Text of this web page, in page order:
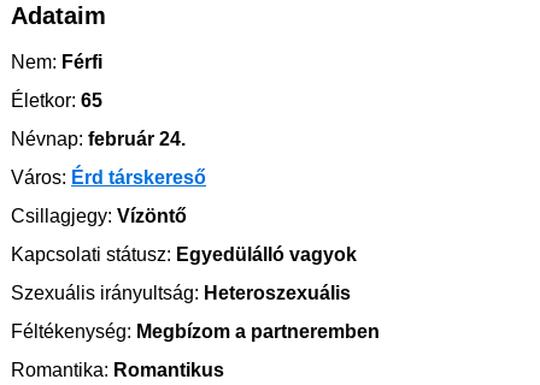
Adataim
Nem: Férfi
Életkor: 65
Névnap: február 24.
Város: Érd társkereső
Csillagjegy: Vízöntő
Kapcsolati státusz: Egyedülálló vagyok
Szexuális irányultság: Heteroszexuális
Féltékenység: Megbízom a partneremben
Romantika: Romantikus